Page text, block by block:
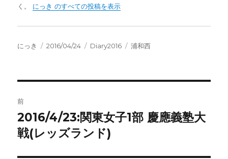
く。 にっき のすべての投稿を表示
投
にっき
投
2016/04/24
カ
Diary2016
タ
浦和西
稿
ナ
ビ
前
前
の
2016/4/23:関東女子1部 慶應義塾大
戦(レッズランド)